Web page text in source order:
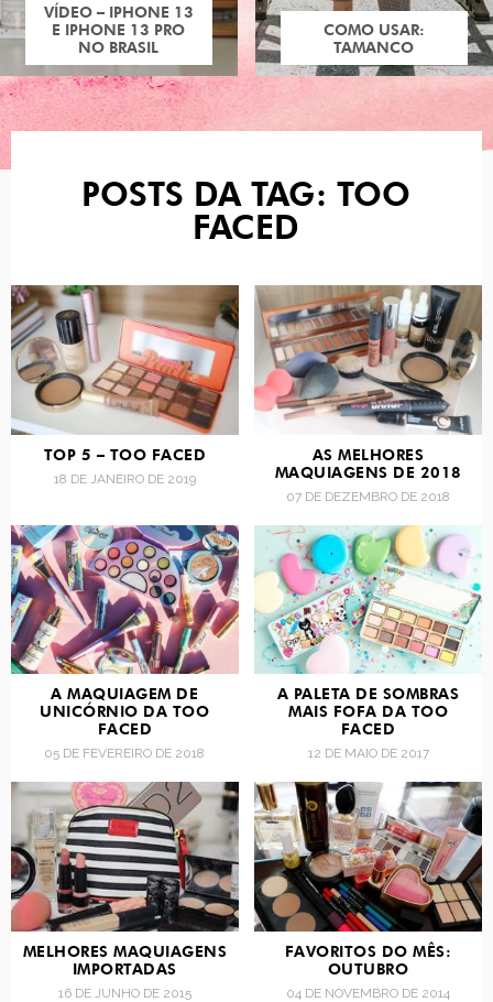
VÍDEO – IPHONE 13
E IPHONE 13 PRO
NO BRASIL
COMO USAR:
TAMANCO
POSTS DA TAG: TOO
FACED
TOP 5 – TOO FACED
18 DE JANEIRO DE 2019
AS MELHORES
MAQUIAGENS DE 2018
07 DE DEZEMBRO DE 2018
A MAQUIAGEM DE
UNICÓRNIO DA TOO
FACED
05 DE FEVEREIRO DE 2018
A PALETA DE SOMBRAS
MAIS FOFA DA TOO
FACED
12 DE MAIO DE 2017
MELHORES MAQUIAGENS
IMPORTADAS
16 DE JUNHO DE 2015
FAVORITOS DO MÊS:
OUTUBRO
04 DE NOVEMBRO DE 2014